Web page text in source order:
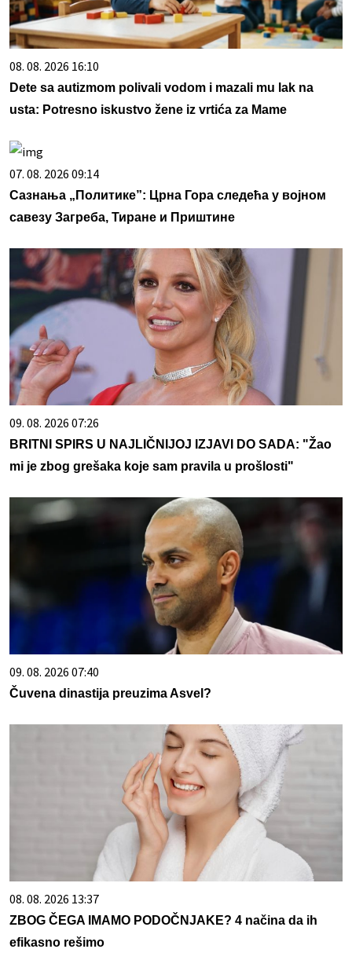
08. 08. 2026 16:10
Dete sa autizmom polivali vodom i mazali mu lak na
usta: Potresno iskustvo žene iz vrtića za Mame
07. 08. 2026 09:14
Сазнања „Политике”: Црна Гора следећа у војном
савезу Загреба, Тиране и Приштине
09. 08. 2026 07:26
BRITNI SPIRS U NAJLIČNIJOJ IZJAVI DO SADA: "Žao
mi je zbog grešaka koje sam pravila u prošlosti"
09. 08. 2026 07:40
Čuvena dinastija preuzima Asvel?
08. 08. 2026 13:37
ZBOG ČEGA IMAMO PODOČNJAKE? 4 načina da ih
efikasno rešimo